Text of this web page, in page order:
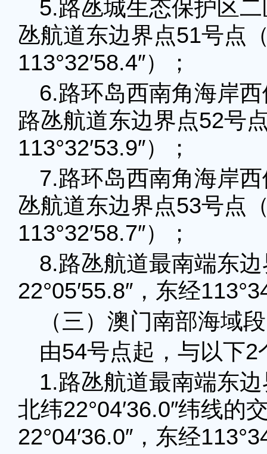
5.路氹城生态保护区
氹航道东边界点51号点
113°32′58.4″）；
6.路环岛西南角海岸
路氹航道东边界点52号
113°32′53.9″）；
7.路环岛西南角海岸
氹航道东边界点53号点
113°32′58.7″）；
8.路氹航道最南端东
22°05′55.8″，东经
（三）澳门南部海域
由54号点起，与以下
1.路氹航道最南端东
北纬22°04′36.0″纬线的
22°04′36.0″，东经